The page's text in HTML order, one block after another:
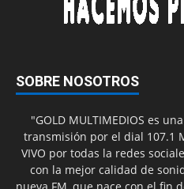
SOBRE NOSOTROS
"GOLD MULTIMEDIOS es
transmisión por el dial 107.1
VIVO por todas la redes
con la mejor calidad de